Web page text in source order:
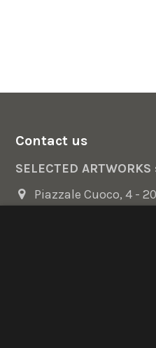
Contact us
SELECTED
Piazzale Cuoco, 4 -